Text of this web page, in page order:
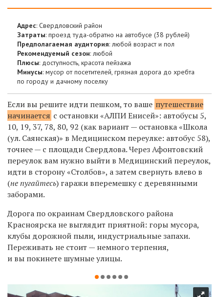
Адрес: Свердловский район
Затраты: проезд туда-обратно на автобусе (38 рублей)
Предполагаемая аудитория: любой возраст и пол
Рекомендуемый сезон: любой
Плюсы: доступность, красота пейзажа
Минусы: мусор от посетителей, грязная дорога до хребта
по городу и дачному поселку
Если вы решите идти пешком, то ваше путешествие
начинается с остановки «АЛПИ Енисей»: автобусы 5,
10, 19, 37, 78, 80, 92 (как вариант — остановка «Школа
(ул. Саянская)» в Медицинском переулке: автобус 58),
точнее — с площади Свердлова. Через Афонтовский
переулок вам нужно выйти в Медицинский переулок,
идти в сторону «Столбов», а затем свернуть влево в
(не пугайтесь) гаражи вперемешку с деревянными
заборами.
Дорога по окраинам Свердловского района
Красноярска не выглядит приятной: горы мусора,
клубы дорожной пыли, индустриальные запахи.
Переживать не стоит — немного терпения,
и вы покинете шумные улицы.